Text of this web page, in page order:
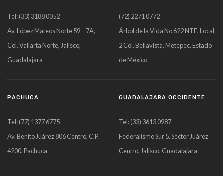
Tel: (33) 3188 0052
Av. López Mateos Norte 59 – 7A,
Col. Vallarta Norte, Jalisco,
Guadalajara
(72) 2271 0772
Árbol de la Vida No 622 NTE, Local
2 Col. Bellavista, Metepec, Estado
de México
PACHUCA
Tel: (77) 1377 6775
Av. Benito Juárez 806 Centro, C.P.
4200, Pachuca
GUADALAJARA OCCIDENTE
Tel: (33) 3613 0987
Federalismo Sur 5, Sector Juárez
Centro, Jalisco, Guadalajara